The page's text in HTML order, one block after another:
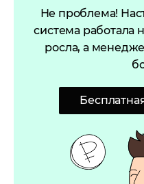
Не проблема!
система работала
росла, а